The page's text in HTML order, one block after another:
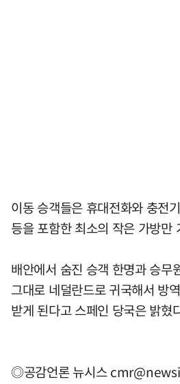
이동 승객들은 휴대전화와 충전
등을 포함한 최소의 작은 가방만
배안에서 숨진 승객 한명과 승무
그대로 네덜란드로 귀국해서 방
받게 된다고 스페인 당국은 밝혔
◎공감언론 뉴시스